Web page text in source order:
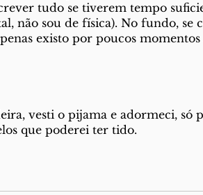
tudo se tiverem tempo
não sou de física). No fundo, se
existo por poucos
vesti o pijama e adormeci, só
que poderei ter tido.